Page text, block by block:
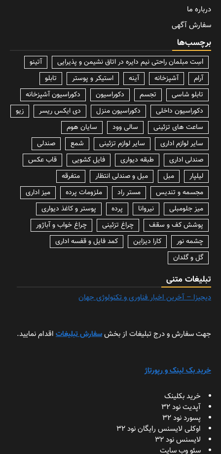
درباره ما
سفارش آگهی
برچسب‌ها
lسِت مبلمان راحتی نیم دایره در اتاق نشیمن و پذیرایی
آتینو
آرام
آشپزخانه آینه استیکر و پوستر
تابلو
تابلو شاسی
تجسم دکوراسیون
دکوراسیون آشپزخانه
دکوراسیون داخلی
دکوراسیون منزل دی ایکس ریسر
زیو
ساعت های تزئینی
سالی وود
سایان هوم
سایر لوازم اداری
سایر لوازم تزئینی شمع
صندلی
صندلی اداری
طبقه دیواری فایل کشویی
قاب عکس
لیلپار
مبل مبل و صندلی انتظار
متفرقه
مجسمه و تندیس
مستر راد ملزومات پرده
میز اداری
میز جلومبلی
نیروانا پرده
پوستر و کاغذ دیواری
پوشش کف و سقف
چراغ تزئینی
چراغ خواب و آباژور
چشمه نور
کارا دیزاین
کمد فایل و قفسه اداری
گل و گلدان
تبلیغات متنی
دیجیزا – آخرین اخبار فناوری و تکنولوژی جهان
جهت سفارش و درج تبلیغات از بخشسفارش تبلیغات اقدام نمایید.
خرید بک لینک و رپورتاژ
خرید بکلینک
آپدیت نود 32
پسورد نود 32
اوکلی لایسنس رایگان نود 32
لایسنس نود 32
سئو وب سایت